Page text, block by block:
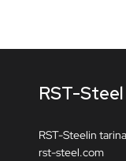
RST-Steel
RST-Steelin tarina
rst-steel.com